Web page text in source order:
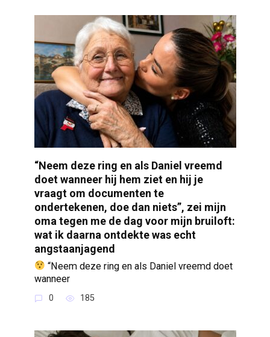
“Neem deze ring en als Daniel vreemd
doet wanneer hij hem ziet en hij je
vraagt om documenten te
ondertekenen, doe dan niets”, zei mijn
oma tegen me de dag voor mijn bruiloft:
wat ik daarna ontdekte was echt
angstaanjagend
“Neem deze ring en als Daniel vreemd doet
wanneer
0 185